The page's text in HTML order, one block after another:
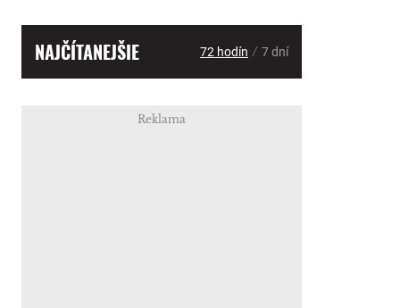
NAJČÍTANEJŠIE 72 hodín / 7 dní
Reklama